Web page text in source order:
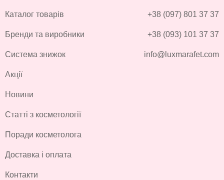
Каталог товарів
Бренди та виробники
Система знижок
Акції
Новини
Статті з косметології
Поради косметолога
Доставка і оплата
Контакти
+38 (097) 801 37 37
+38 (093) 101 37 37
info@luxmarafet.com